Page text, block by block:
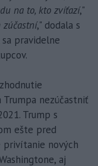
na to, kto zvíťazí,"
zúčastní," dodala s
pravidelne
nezúčastniť
Trump s
ešte pred
privítanie nových
aj